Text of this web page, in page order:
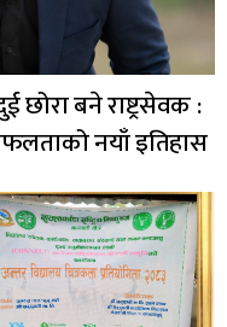
बने राष्ट्रसेवक :
नयाँ इतिहास